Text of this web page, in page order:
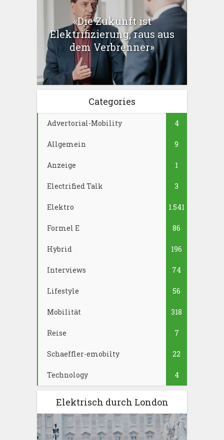
«Die Zukunft ist
Elektrifizierung, raus aus
dem Verbrenner»
Categories
Advertorial-Mobility 4
Allgemein 9
Anzeige 1
Electrified Talk 3
Elektro 1.541
Formel E 86
Hybrid 196
Interviews 74
Lifestyle 56
Mobilität 318
Reise 7
Schaeffler-emobilty 22
Technology 4
Elektrisch durch London